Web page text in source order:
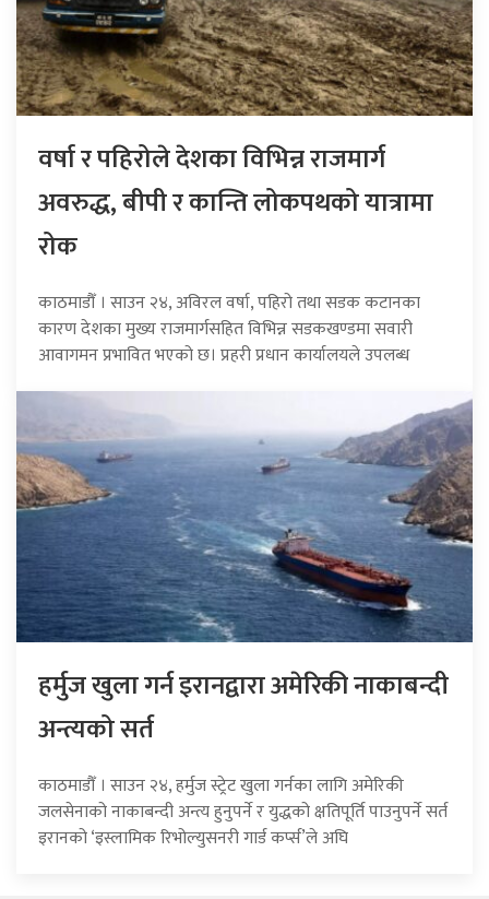
वर्षा र पहिरोले देशका विभिन्न राजमार्ग
अवरुद्ध, बीपी र कान्ति लोकपथको यात्रामा
रोक
काठमाडौँ । साउन २४, अविरल वर्षा, पहिरो तथा सडक कटानका
कारण देशका मुख्य राजमार्गसहित विभिन्न सडकखण्डमा सवारी
आवागमन प्रभावित भएको छ। प्रहरी प्रधान कार्यालयले उपलब्ध
हर्मुज खुला गर्न इरानद्वारा अमेरिकी नाकाबन्दी
अन्त्यको सर्त
काठमाडौँ । साउन २४, हर्मुज स्ट्रेट खुला गर्नका लागि अमेरिकी
जलसेनाको नाकाबन्दी अन्त्य हुनुपर्ने र युद्धको क्षतिपूर्ति पाउनुपर्ने सर्त
इरानको ‘इस्लामिक रिभोल्युसनरी गार्ड कर्प्स’ले अघि